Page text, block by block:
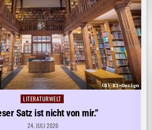
Posted
LITERATURWELT
Satz ist nicht von mir.“
24. JULI 2026